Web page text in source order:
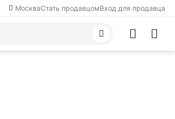
МоскваСтать продавцомВход для продавца